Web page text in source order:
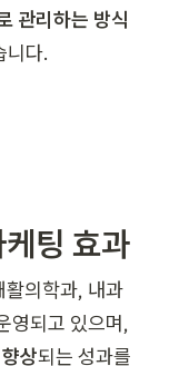
관리하는 방식
니다.
팅 효과
의학과, 내과
상되는 성과를